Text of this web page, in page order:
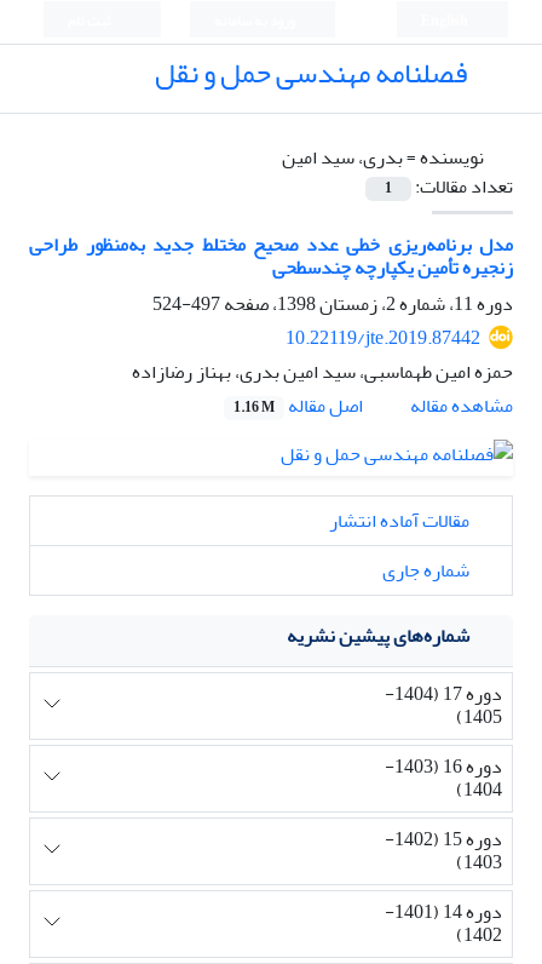
فصلنامه مهندسی حمل و نقل
نویسنده =بدری، سید امین
تعداد مقالات:
1
مدل برنامه‌ریزی خطی عدد صحیح مختلط جدید به‌منظور طراحی
زنجیره تأمین یکپارچه چندسطحی
دوره 11، شماره 2، زمستان 1398، صفحه
497-524
10.22119/jte.2019.87442
حمزه امین طهماسبی، سید امین بدری، بهناز رضازاده
مشاهده مقاله
اصل مقاله 1.16 M
مقالات آماده انتشار
شماره جاری
شماره‌های پیشین نشریه
دوره 17 (1404-
1405)
دوره 16 (1403-
1404)
دوره 15 (1402-
1403)
دوره 14 (1401-
1402)